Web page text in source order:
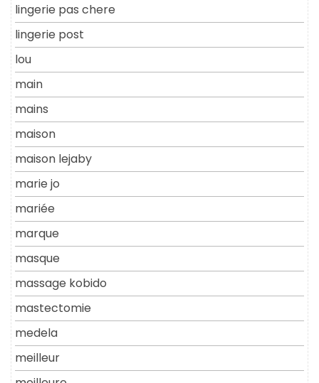
lingerie pas chere
lingerie post
lou
main
mains
maison
maison lejaby
marie jo
mariée
marque
masque
massage kobido
mastectomie
medela
meilleur